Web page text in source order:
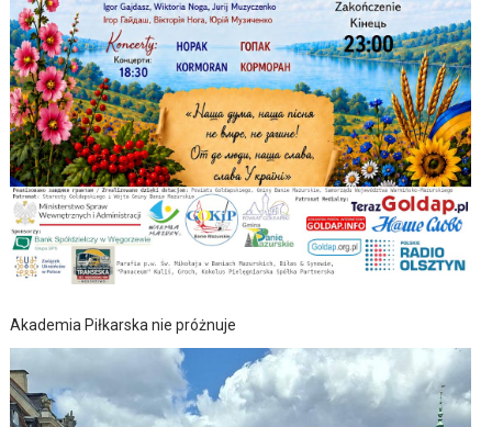
Akademia Piłkarska nie próżnuje